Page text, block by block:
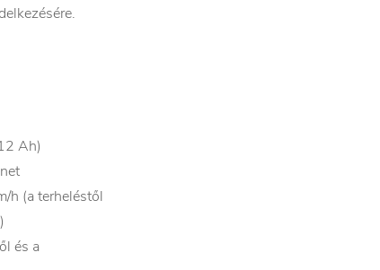
Ah)
h (a terheléstől
és a